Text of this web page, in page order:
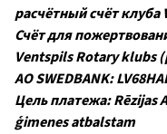
расчётный счёт клуба
Счёт для
Ventspils Rotary klubs
АО SWEDBANK:
Цель платежа: Rēzijas
ģimenes atbalstam